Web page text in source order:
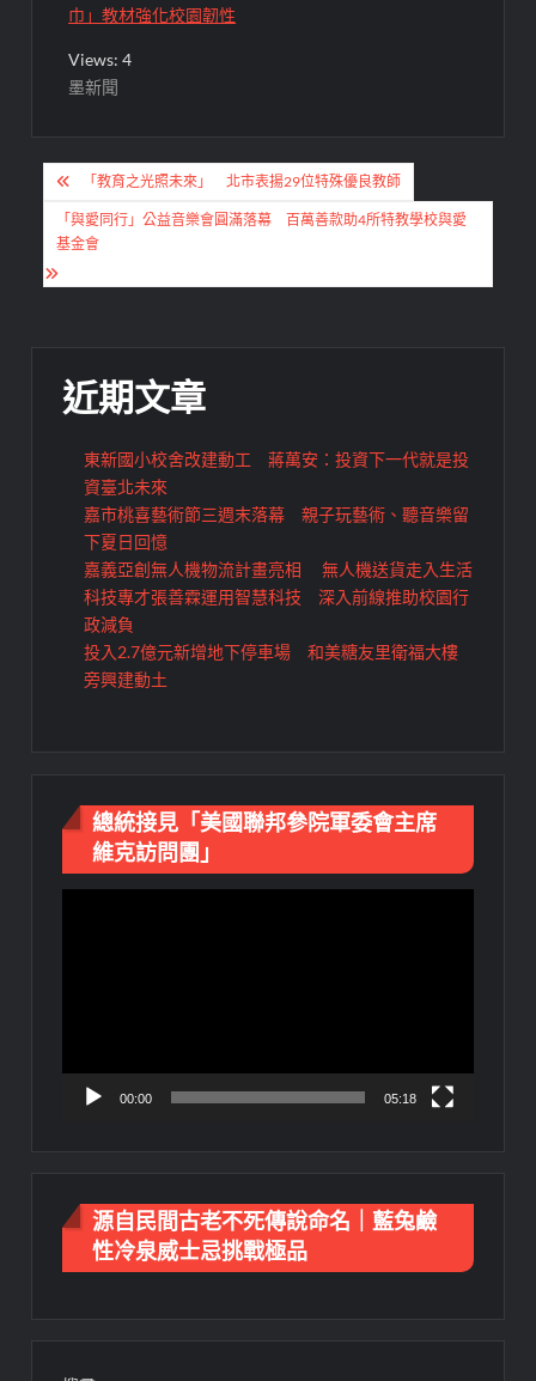
巾」教材強化校園韌性
Views: 4
墨新聞
文
章
導
覽
「教育之光照未來」 北市表揚29位特殊優良教師
「與愛同行」公益音樂會圓滿落幕 百萬善款助4所特教學校與愛
基金會
近期文章
東新國小校舍改建動工 蔣萬安：投資下一代就是投
資臺北未來
嘉市桃喜藝術節三週末落幕 親子玩藝術、聽音樂留
下夏日回憶
嘉義亞創無人機物流計畫亮相 無人機送貨走入生活
科技專才張善霖運用智慧科技 深入前線推助校園行
政減負
投入2.7億元新增地下停車場 和美糖友里衛福大樓
旁興建動土
總統接見「美國聯邦參院軍委會主席
維克訪問團」
00:00 05:18
源自民間古老不死傳說命名｜藍兔鹼
性冷泉威士忌挑戰極品